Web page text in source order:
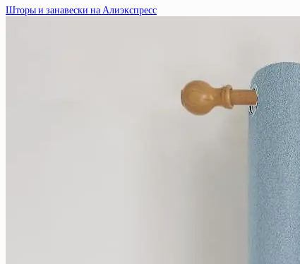
Шторы и занавески на Алиэкспресс